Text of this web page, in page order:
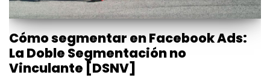
Cómo segmentar en Facebook Ads:
La Doble Segmentación no
Vinculante [DSNV]